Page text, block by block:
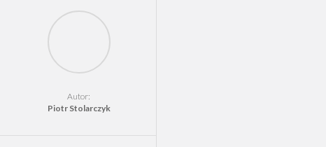
Autor:
Piotr Stolarczyk